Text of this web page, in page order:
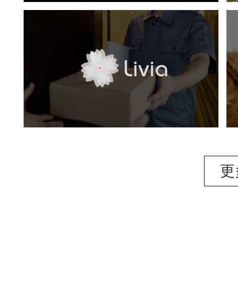
livia
电商网站 品牌官网
网站建设
更